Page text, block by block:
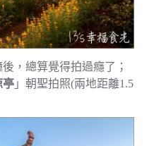
，總算覺得拍過癮了；
亭 」朝聖拍照(兩地距離1.5